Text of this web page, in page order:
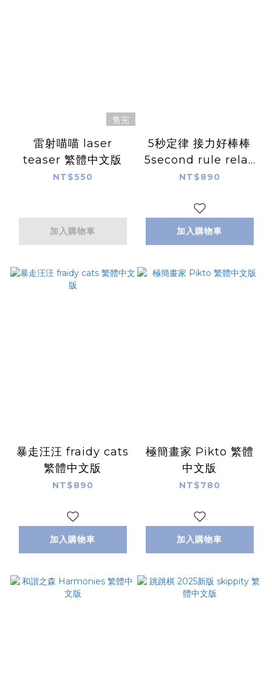
售完
雷射喵喵 laser
teaser 繁體中文版
NT$550
加入購物車
5秒定律 接力好棒棒
5second rule relay
繁體中文版
NT$890
加入購物車
暴走汪汪 fraidy cats
繁體中文版
NT$890
加入購物車
極簡畫家 Pikto 繁體
中文版
NT$780
加入購物車